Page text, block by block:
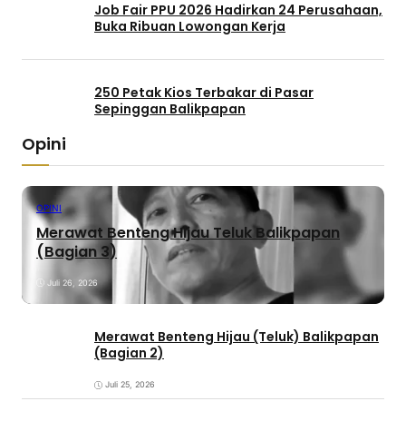
Job Fair PPU 2026 Hadirkan 24 Perusahaan,
Buka Ribuan Lowongan Kerja
250 Petak Kios Terbakar di Pasar
Sepinggan Balikpapan
Opini
OPINI
Merawat Benteng Hijau Teluk Balikpapan
(Bagian 3)
Juli 26, 2026
Merawat Benteng Hijau (Teluk) Balikpapan
(Bagian 2)
Juli 25, 2026